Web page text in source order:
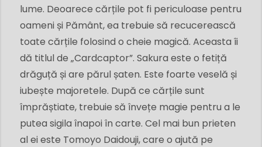
lume. Deoarece cărțile pot fi periculoase pentru
oameni și Pământ, ea trebuie să recucerească
toate cărțile folosind o cheie magică. Aceasta îi
dă titlul de „Cardcaptor”. Sakura este o fetiță
drăguță și are părul șaten. Este foarte veselă și
iubește majoretele. După ce cărțile sunt
împrăștiate, trebuie să învețe magie pentru a le
putea sigila înapoi în carte. Cel mai bun prieten
al ei este Tomoyo Daidouji, care o ajută pe